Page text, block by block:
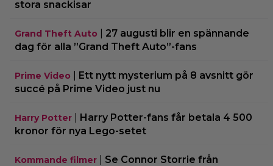
stora snackisar
Grand Theft Auto
27 augusti blir en spännande
dag för alla ”Grand Theft Auto”-fans
Prime Video
Ett nytt mysterium på 8 avsnitt gör
succé på Prime Video just nu
Harry Potter
Harry Potter-fans får betala 4 500
kronor för nya Lego-setet
Kommande filmer
Se Connor Storrie från